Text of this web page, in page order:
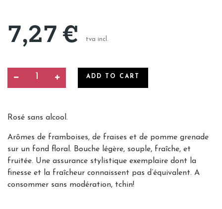
7,27 € tva incl.
ADD TO CART
Rosé sans alcool.
Arômes de framboises, de fraises et de pomme grenade
sur un fond floral. Bouche légère, souple, fraîche, et
fruitée. Une assurance stylistique exemplaire dont la
finesse et la fraîcheur connaissent pas d’équivalent. A
consommer sans modération, tchin!